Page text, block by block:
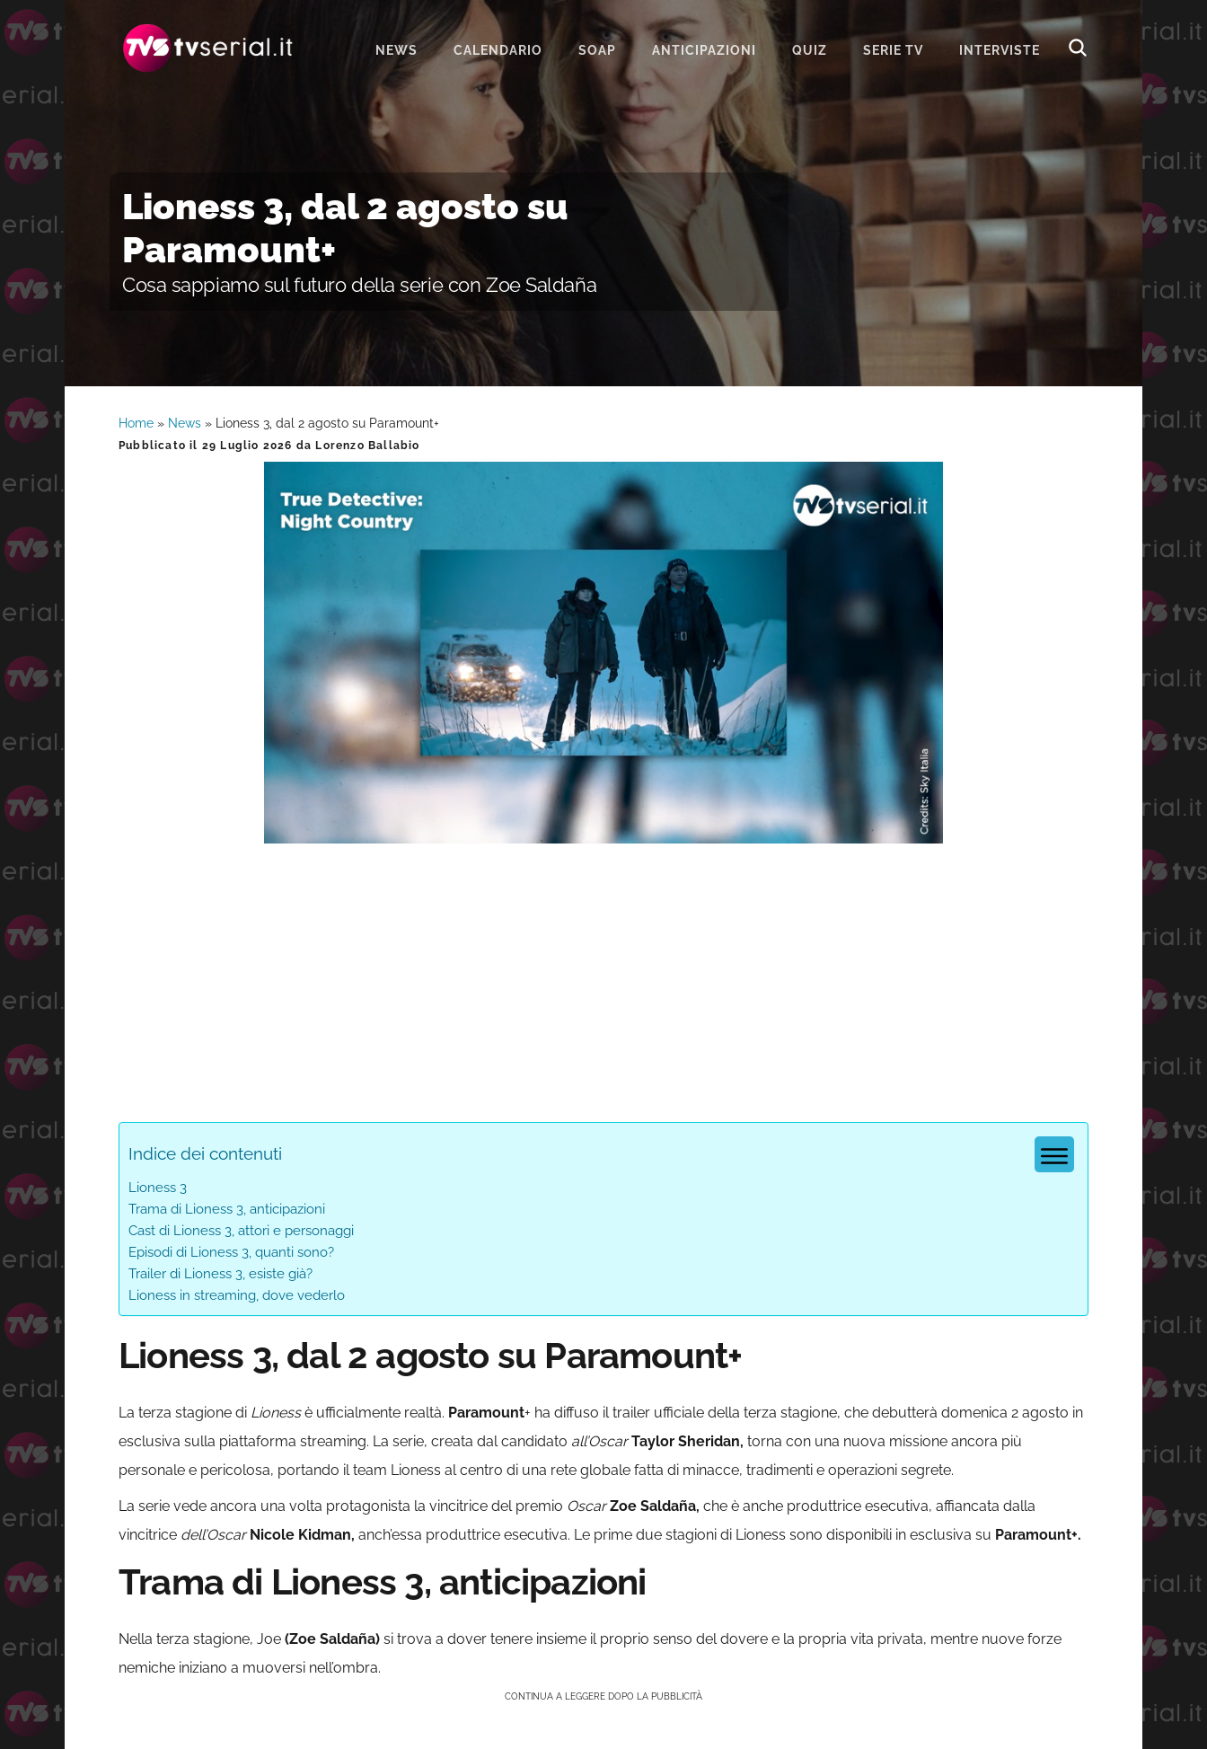
navigazione
contenuto
NEWS CALENDARIO SOAP
BEAUTIFUL
IL PARADISO DELLE SIGNORE
LA PROMESSA
SEGRETI DI FAMIGLIA
TEMPESTA D’AMORE
UN POSTO AL SOLE
ANTICIPAZIONI QUIZ SERIE TV INTERVISTE
Lioness 3, dal 2 agosto su
Paramount+
Cosa sappiamo sul futuro della serie con Zoe Saldaña
Home » News » Lioness 3, dal 2 agosto su Paramount+
Pubblicato il 29 Luglio 2026 da Lorenzo Ballabio
Unmute
0%
0%
Indice dei contenuti
Lioness 3
Trama di Lioness 3, anticipazioni
Cast di Lioness 3, attori e personaggi
Episodi di Lioness 3, quanti sono?
Trailer di Lioness 3, esiste già?
Lioness in streaming, dove vederlo
Lioness 3, dal 2 agosto su Paramount+
La terza stagione di Lionessè ufficialmente realtà. Paramount+ ha diffuso il trailer ufficiale della terza stagione, che debutterà domenica 2 agosto in
esclusiva sulla piattaforma streaming. La serie, creata dal candidato all’Oscar Taylor Sheridan, torna con una nuova missione ancora più
personale e pericolosa, portando il team Lioness al centro di una rete globale fatta di minacce, tradimenti e operazioni segrete.
La serie vede ancora una volta protagonista la vincitrice del premio Oscar Zoe Saldaña, che è anche produttrice esecutiva, affiancata dalla
vincitrice dell’Oscar Nicole Kidman, anch’essa produttrice esecutiva. Le prime due stagioni di Lioness sono disponibili in esclusiva su Paramount+.
Trama di Lioness 3, anticipazioni
Nella terza stagione, Joe (Zoe Saldaña) si trova a dover tenere insieme il proprio senso del dovere e la propria vita privata, mentre nuove forze
nemiche iniziano a muoversi nell’ombra.
CONTINUA A LEGGERE DOPO LA PUBBLICITÀ
Barra